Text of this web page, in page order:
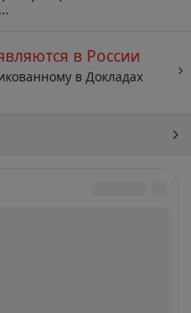
в России
в Докладах